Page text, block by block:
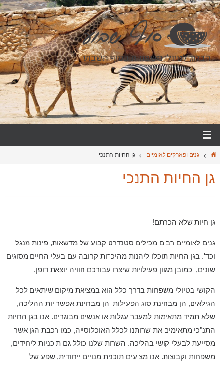
גנים ופארקים לאומיים גן החיות התנכי
גן החיות התנכי
גן חיות שלא הכרתם!
גנים לאומיים רבים מכילים סטנדרט קבוע של מדשאות, פינות מנגל
וכד'. בגן החיות תוכלו ליהנות מהיכרות קרובה עם בעלי החיים מסוגים
שונים, וכמובן מגוון פעילויות שיצרו עבורכם חוויה יוצאת דופן.
הקושי בטיולי משפחות בדרך כלל הוא במציאת מיקום שיתאים לכל
הגילאים, הן מבחינת סוג הפעילות והן מבחינת אפשרויות ההליכה,
שלא תמיד מתאימות למעבר עגלות או אנשים מבוגרים. אנו בגן החיות
התנ"כי מתאימים את שרותנו לכלל האוכלוסייה, כמו רכבת הגן אשר
מסייעת לבעלי קושי בהליכה. השרות שלנו כולל גם תוכניות ליחידים,
משפחות וקבוצות. אנו מציעים תוכנית מנויים ייחודית, שפע של